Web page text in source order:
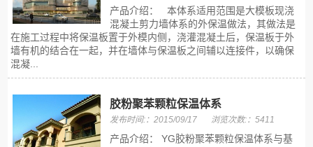
产品介绍： 本体系适用范围是大模板现浇
混凝土剪力墙体系的外保温做法，其做法是
在施工过程中将保温板置于外模内侧，浇灌混凝土后，保温板于外
墙有机的结合在一起，并在墙体与保温板之间辅以连接件，以确保
混凝...
胶粉聚苯颗粒保温体系
发布时间:：2015/09/17 浏览次数:：5411
产品介绍： YG胶粉聚苯颗粒保温体系与基